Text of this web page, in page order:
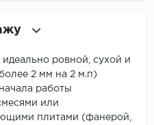
ровной, сухой и
2 мм на 2 м.п)
работы
или
плитами (фанерой,